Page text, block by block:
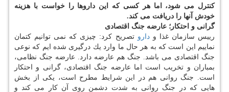
كنترل می شود، اما هر كسی كه این داروها را خواست با هزینه
خودش آنها را دریافت می كند.
گرانی و احتكار؛ عارضه جنگ اقتصادی
رییس سازمان غذا ودارو تصریح كرد: چیزی كه نمی توانیم كتمان
نماییم این است كه به هر حال ما وارد یك درگیری شده ایم كه نوعی
جنگ اقتصادی می باشد. جنگ هم عارضه دارد. عارضه جنگ نظامی،
بمباران و تخریب است اما عارضه جنگ اقتصادی، گرانی و احتكار
است. جنگ روانی هم در این شرایط مطرح است، یكی از بخش
هایی كه در جنگ روانی به شدت دشمن روی آن كار می كند و